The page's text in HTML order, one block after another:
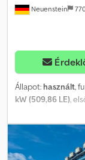
Neuenstein
Állapot: használt,
kW (509,86 LE) ,
2 tengely, fékek:
kibocsátási osztály:
hossza:
4 800 mm,